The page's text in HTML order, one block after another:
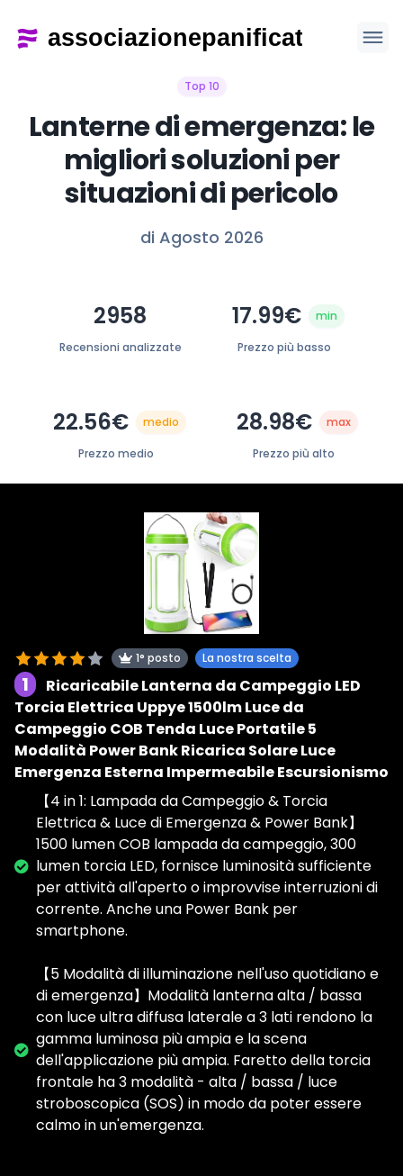
Top 10
Lanterne di emergenza: le
migliori soluzioni per
situazioni di pericolo
di Agosto 2026
2958
Recensioni analizzate
17.99€ min
Prezzo più basso
22.56€ medio
Prezzo medio
28.98€ max
Prezzo più alto
1° posto La nostra scelta
1
Ricaricabile Lanterna da Campeggio LED
Torcia Elettrica Uppye 1500lm Luce da
Campeggio COB Tenda Luce Portatile 5
Modalità Power Bank Ricarica Solare Luce
Emergenza Esterna Impermeabile Escursionismo
【4 in 1: Lampada da Campeggio & Torcia
Elettrica & Luce di Emergenza & Power Bank】
1500 lumen COB lampada da campeggio, 300
lumen torcia LED, fornisce luminosità sufficiente
per attività all'aperto o improvvise interruzioni di
corrente. Anche una Power Bank per
smartphone.
【5 Modalità di illuminazione nell'uso quotidiano e
di emergenza】Modalità lanterna alta / bassa
con luce ultra diffusa laterale a 3 lati rendono la
gamma luminosa più ampia e la scena
dell'applicazione più ampia. Faretto della torcia
frontale ha 3 modalità - alta / bassa / luce
stroboscopica (SOS) in modo da poter essere
calmo in un'emergenza.